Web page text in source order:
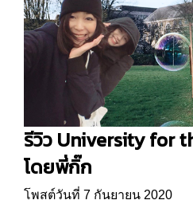
รีวิว University for
โดยพี่กิ๊ก
โพสต์วันที่ 7 กันยายน 2020